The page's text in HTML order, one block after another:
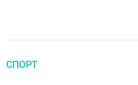
СПОРТ